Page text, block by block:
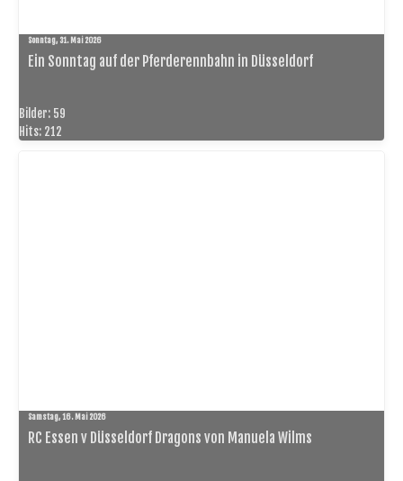
Sonntag, 31. Mai 2026
Ein Sonntag auf der Pferderennbahn in Düsseldorf
Bilder: 59
Hits: 212
Samstag, 16. Mai 2026
RC Essen v Düsseldorf Dragons von Manuela Wilms